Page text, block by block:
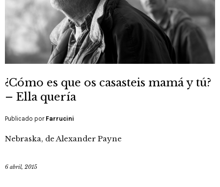
¿Cómo es que os casasteis mamá y tú?
– Ella quería
Publicado por Farrucini
Nebraska, de Alexander Payne
6 abril, 2015